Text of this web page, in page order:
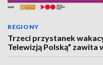
REGIONY
Trzeci przystanek
Telewizją Polską”